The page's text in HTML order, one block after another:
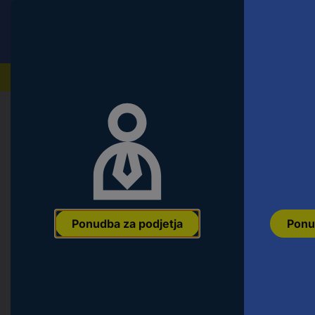
Ponudba za podjetja
Orodje & Delavnica
Makita E-12326 komplet kronskih
40 mm, 51 mm, 65 mm 1 set
0088381585682 Koda proizvajalca: Št. izdelka: